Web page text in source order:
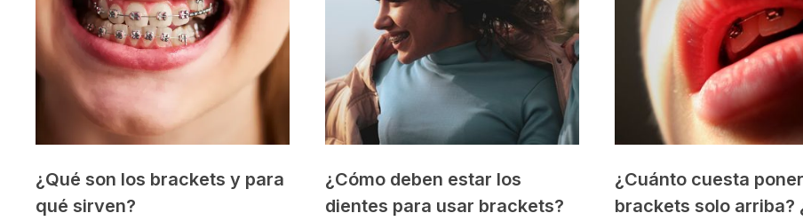
¿Qué son los brackets y para
qué sirven?
¿Cómo deben estar los
dientes para usar brackets?
¿Cuánto cuesta
brackets solo arriba?